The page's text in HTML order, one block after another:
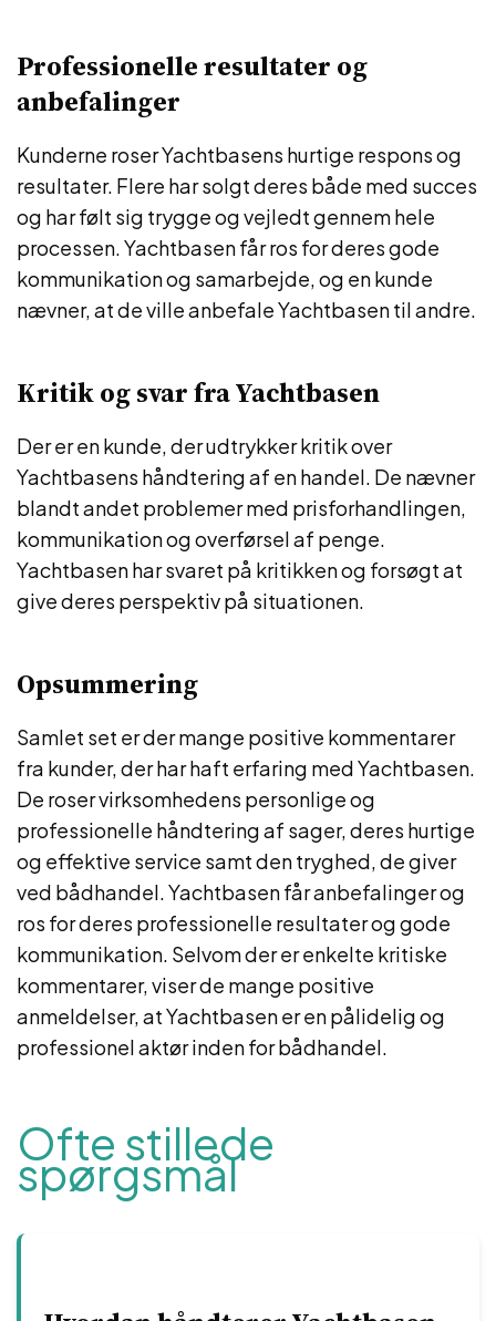
Professionelle resultater og
anbefalinger
Kunderne roser Yachtbasens hurtige respons og
resultater. Flere har solgt deres både med succes
og har følt sig trygge og vejledt gennem hele
processen. Yachtbasen får ros for deres gode
kommunikation og samarbejde, og en kunde
nævner, at de ville anbefale Yachtbasen til andre.
Kritik og svar fra Yachtbasen
Der er en kunde, der udtrykker kritik over
Yachtbasens håndtering af en handel. De nævner
blandt andet problemer med prisforhandlingen,
kommunikation og overførsel af penge.
Yachtbasen har svaret på kritikken og forsøgt at
give deres perspektiv på situationen.
Opsummering
Samlet set er der mange positive kommentarer
fra kunder, der har haft erfaring med Yachtbasen.
De roser virksomhedens personlige og
professionelle håndtering af sager, deres hurtige
og effektive service samt den tryghed, de giver
ved bådhandel. Yachtbasen får anbefalinger og
ros for deres professionelle resultater og gode
kommunikation. Selvom der er enkelte kritiske
kommentarer, viser de mange positive
anmeldelser, at Yachtbasen er en pålidelig og
professionel aktør inden for bådhandel.
Ofte stillede
spørgsmål